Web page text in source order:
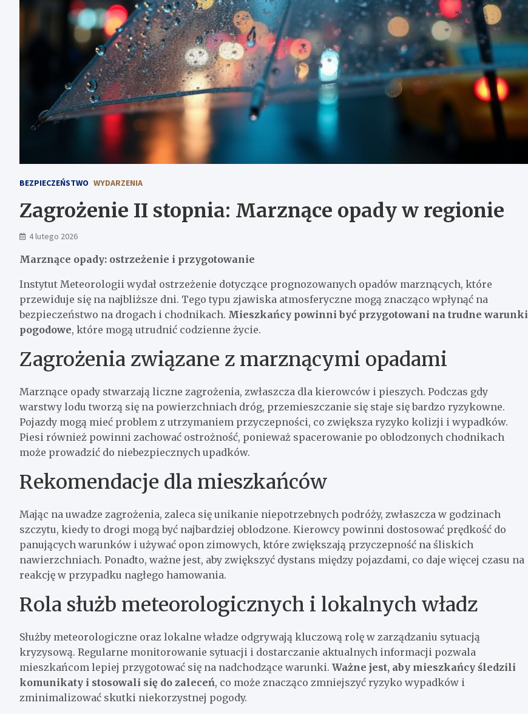
BEZPIECZEŃSTWO WYDARZENIA
Zagrożenie II stopnia: Marznące opady w regionie
4 lutego 2026
Marznące opady: ostrzeżenie i przygotowanie
Instytut Meteorologii wydał ostrzeżenie dotyczące prognozowanych opadów marznących, które
przewiduje się na najbliższe dni. Tego typu zjawiska atmosferyczne mogą znacząco wpłynąć na
bezpieczeństwo na drogach i chodnikach. Mieszkańcy powinni być przygotowani na trudne warunki
pogodowe, które mogą utrudnić codzienne życie.
Zagrożenia związane z marznącymi opadami
Marznące opady stwarzają liczne zagrożenia, zwłaszcza dla kierowców i pieszych. Podczas gdy
warstwy lodu tworzą się na powierzchniach dróg, przemieszczanie się staje się bardzo ryzykowne.
Pojazdy mogą mieć problem z utrzymaniem przyczepności, co zwiększa ryzyko kolizji i wypadków.
Piesi również powinni zachować ostrożność, ponieważ spacerowanie po oblodzonych chodnikach
może prowadzić do niebezpiecznych upadków.
Rekomendacje dla mieszkańców
Mając na uwadze zagrożenia, zaleca się unikanie niepotrzebnych podróży, zwłaszcza w godzinach
szczytu, kiedy to drogi mogą być najbardziej oblodzone. Kierowcy powinni dostosować prędkość do
panujących warunków i używać opon zimowych, które zwiększają przyczepność na śliskich
nawierzchniach. Ponadto, ważne jest, aby zwiększyć dystans między pojazdami, co daje więcej czasu na
reakcję w przypadku nagłego hamowania.
Rola służb meteorologicznych i lokalnych władz
Służby meteorologiczne oraz lokalne władze odgrywają kluczową rolę w zarządzaniu sytuacją
kryzysową. Regularne monitorowanie sytuacji i dostarczanie aktualnych informacji pozwala
mieszkańcom lepiej przygotować się na nadchodzące warunki. Ważne jest, aby mieszkańcy śledzili
komunikaty i stosowali się do zaleceń, co może znacząco zmniejszyć ryzyko wypadków i
zminimalizować skutki niekorzystnej pogody.